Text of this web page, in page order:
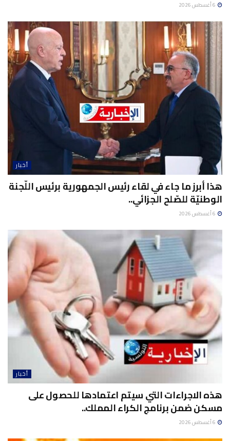
أخبار
هذا أبرز ما جاء في لقاء رئيس الجمهورية برئيس اللّجنة
الوطنيّة للصّلح الجزائي..
أخبار
هذه الاجراءات التي سيتم اعتمادها للحصول على
مسكن ضمن برنامج الكراء المملك..